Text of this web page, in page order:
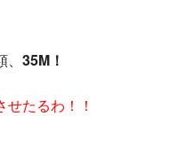
35M！
たるわ！！